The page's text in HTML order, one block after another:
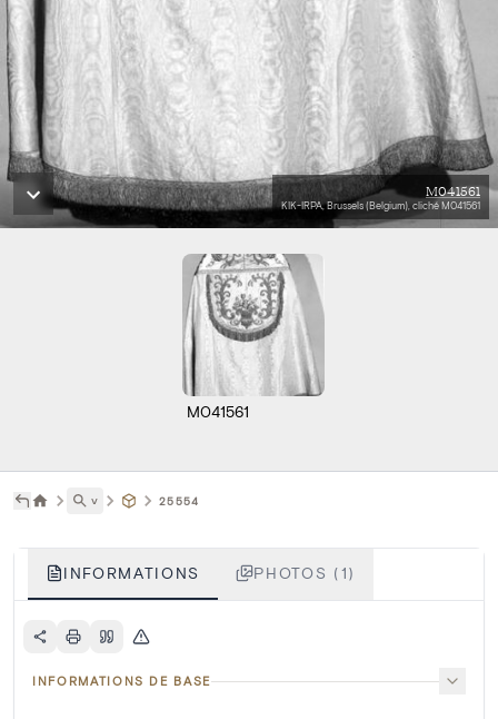
M041561
KIK-IRPA, Brussels (Belgium), cliché M041561
M041561
˅ 25554
INFORMATIONS PHOTOS (1)
INFORMATIONS DE BASE